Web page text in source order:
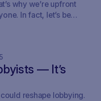
why we’re upfront
In fact, let’s be
— It’s
reshape lobbying.